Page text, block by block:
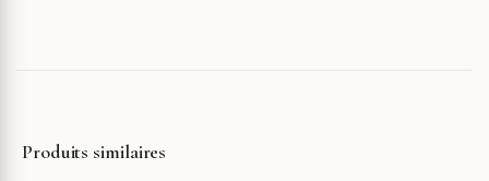
Produits similaires